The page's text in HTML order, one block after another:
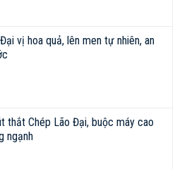
CHÚNG TÔI NGAY!
CHAT ZALO
vị hoa quả, lên men tự nhiên, an
thắt Chép Lão Đại, buộc máy cao
ngạnh